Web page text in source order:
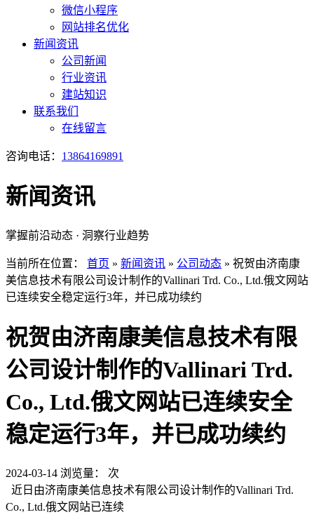
微信小程序
网站排名优化
新闻资讯
公司新闻
行业资讯
建站知识
联系我们
在线留言
咨询电话： 13864169891
新闻资讯
掌握前沿动态 · 洞察行业趋势
当前所在位置： 首页 » 新闻资讯 » 公司动态 » 祝贺由济南康
美信息技术有限公司设计制作的Vallinari Trd. Co., Ltd.俄文网站
已连续安全稳定运行3年，并已成功续约
祝贺由济南康美信息技术有限
公司设计制作的Vallinari Trd.
Co., Ltd.俄文网站已连续安全
稳定运行3年，并已成功续约
2024-03-14 浏览量：
次
近日由济南康美信息技术有限公司设计制作的Vallinari Trd.
Co., Ltd.俄文网站已连续